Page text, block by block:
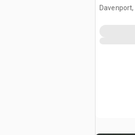
(Unused)
Davenport,